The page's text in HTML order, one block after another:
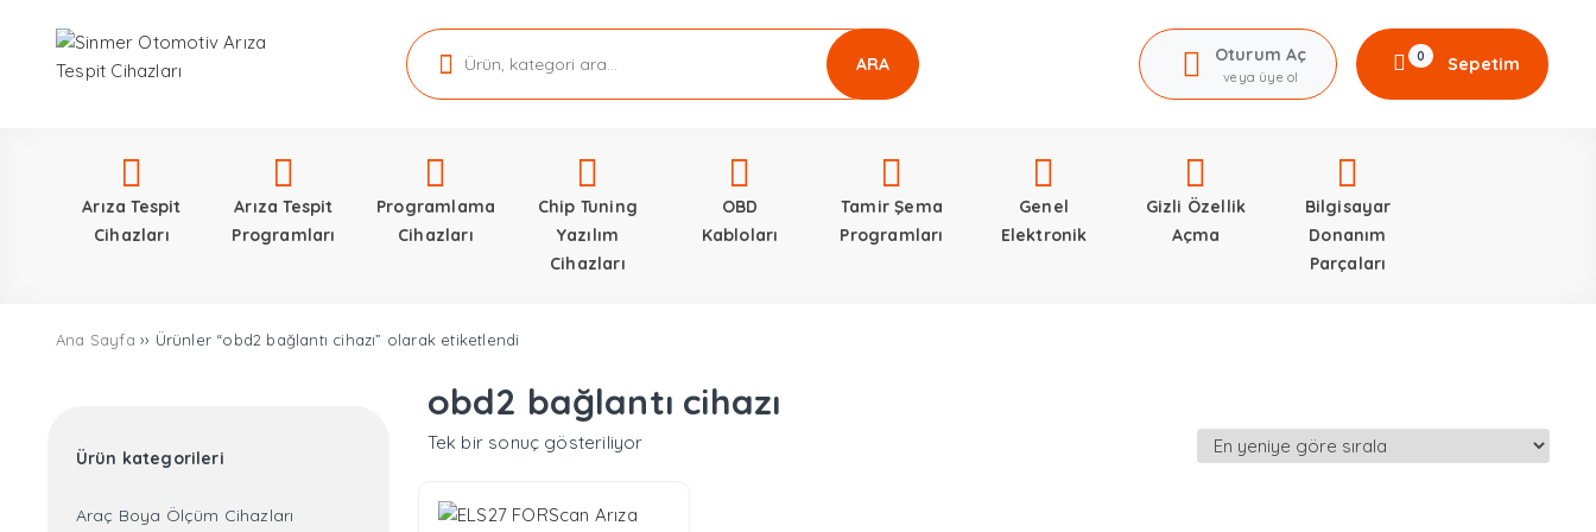
ARA Oturum Aç
veya üye ol
0 Sepetim
Arıza Tespit
Cihazları
Arıza Tespit
Programları
Programlama
Cihazları
Chip Tuning
Yazılım
Cihazları
OBD
Kabloları
Tamir Şema
Programları
Genel
Elektronik
Gizli Özellik
Açma
Bilgisayar
Donanım
Parçaları
Ana Sayfa ›› Ürünler “obd2 bağlantı cihazı” olarak etiketlendi
Ürün kategorileri
Araç Boya Ölçüm Cihazları
obd2 bağlantı cihazı
Tek bir sonuç gösteriliyor